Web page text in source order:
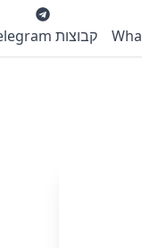
קבוצות Telegram